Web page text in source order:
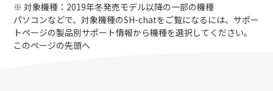
※ 対象機種：2019年冬発売モデル以降の一部の機種
パソコンなどで、対象機種のSH-chatをご覧になるには、サポー
トページの製品別サポート情報から機種を選択してください。
このページの先頭へ